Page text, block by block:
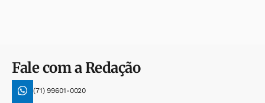
Fale com a Redação
(71) 99601-0020